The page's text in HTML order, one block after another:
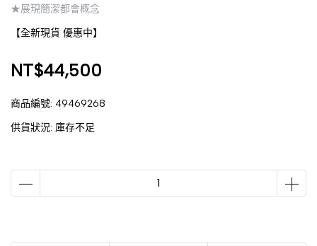
★展現簡潔都會概念
【全新現貨 優惠中】
NT$44,500
商品編號: 49469268
供貨狀況: 庫存不足